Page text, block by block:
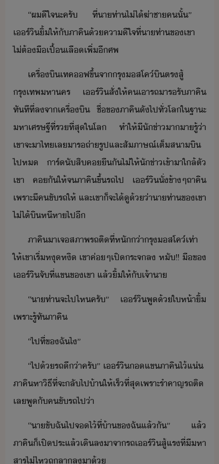
“​ผ​ีใจ​ะ​ครั​ ​ที่า​ท่า​ไ่ไ้​ฆ่า​ชา​ค​ั้​”​ ​
เร์ิ​ิ้​ให้​ั​ภาคิ​้​คาีใจ​ที่า​ท่า​ข​เขา​
ไ่ต้​ื​เปื้​เลื​เพิ่​ี​ศพ
เครื่ิ​เทค​ฟ​ขึ้​จา​รุ​สโค์​ิ​ตร​สู้​
รุเทพหาคร​ ​เร์ิ​สั่​ให้​ค​เา​รถ​าร​รั​ภาคิ​
ทัทีที่​ล​จา​เครื่ิ​ ​ชื่​ข​ภาคิ​ั​ไป​ทั่โล​ใ​ฐาะ​
หาเศรษฐี​ที่​ร​ที่สุ​ใ​โล​ ​ทำให้​ีั​ข่า​าา​รู้​่า​
เขา​จะ​า​ไท​เล​าร​ถ่ารูป​และ​สัภาษณ์​เต็​สาิ​
ไป​ห​ ​าร์​ั​สิ​ค​ื​ั​ไ่​ให้​ัข่า​เข้าา​ใล้​ตั​
เขา​ ​ค​ั​ให้​จ​ภาคิ​ขึ้รถ​ไป​ ​เร์ิ​ั่​ข้าๆ​ถา​คิ​
เพราะ​ี​คขัรถ​ให้​ ​และ​เขา​็​จะ​ไ้​ู​้​่าา​ท่า​ข​เขา​
ไ่ไ้​ิหี​หา​ไป​ี
ภาคิ​า​เจ​สภาพ​รถติ​ที่​หั​่า​รุ​สโค์​เท่า​
ให้​เขา​เริ่​หุหิ​ ​เขา​ค่ๆ​เปิ​ระจ​ล​ ​หั​!​!​ ​ื​ข​
เร์ิ​จั​ที่​แข​ข​เขา​ ​แล้​ิ้​ให้​ั​เจ้าา
“​าท่า​จะ​ไป​ไห​ครั​”​ ​ ​เร์ิ​พู​้​ให้า​ิ้​
เพราะ​รู้ทั​ภาคิ
“​ไป​ที่​ข​ฉั​ไ​”
“​ไป​้​รถ​ี่า​ครั​”​ ​เร์ิ​​แข​ภาคิ​ไ้​แ่​ ​
ภาคิ​หาิ​ธี​ที่จะ​ลั​ไป​้า​ให้​เร็​ที่สุ​เพราะ​รำคาญ​รถติ​
เล​พู​ั​คขัรถ​ไป​่า
“​า​ขั​ฉั​ไป​จ​ไ้​ที่​้า​ข​ฉั​แล้ั​”​ ​แล้​
ภาคิ​็​เปิ​ประ​แล้​เิล​าจา​รถ​เร์ิ​สู้​แร​ที่​ี​หา​
สาร​ไ่ไห​ถู​ลา​ลา​้